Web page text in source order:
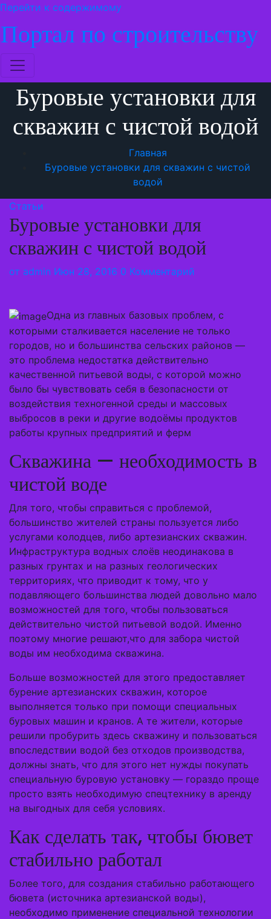
Перейти к содержимому
Портал по строительству
Буровые установки для
скважин с чистой водой
Главная
Буровые установки для скважин с чистой
водой
Статьи
Буровые установки для
скважин с чистой водой
от admin Июн 28, 2016 0 Комментарий
Одна из главных базовых проблем, с
которыми сталкивается население не только
городов, но и большинства сельских районов —
это проблема недостатка действительно
качественной питьевой воды, с которой можно
было бы чувствовать себя в безопасности от
воздействия техногенной среды и массовых
выбросов в реки и другие водоёмы продуктов
работы крупных предприятий и ферм
Скважина — необходимость в
чистой воде
Для того, чтобы справиться с проблемой,
большинство жителей страны пользуется либо
услугами колодцев, либо артезианских скважин.
Инфраструктура водных слоёв неодинакова в
разных грунтах и на разных геологических
территориях, что приводит к тому, что у
подавляющего большинства людей довольно мало
возможностей для того, чтобы пользоваться
действительно чистой питьевой водой. Именно
поэтому многие решают,что для забора чистой
воды им необходима скважина.
Больше возможностей для этого предоставляет
бурение артезианских скважин, которое
выполняется только при помощи специальных
буровых машин и кранов. А те жители, которые
решили пробурить здесь скважину и пользоваться
впоследствии водой без отходов производства,
должны знать, что для этого нет нужды покупать
специальную буровую установку — гораздо проще
просто взять необходимую спецтехнику в аренду
на выгодных для себя условиях.
Как сделать так, чтобы бювет
стабильно работал
Более того, для создания стабильно работающего
бювета (источника артезианской воды),
необходимо применение специальной технологии